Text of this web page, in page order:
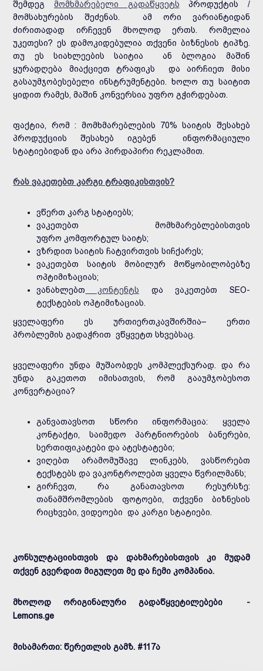
შემდეგ მომხმარებელი გადაწყვეტს პროდუქტის /
მომსახურების შეძენას. ამ ორი ვარიანტიდან
ძირითადად ირჩევენ მხოლოდ ერთს. რომელია
უკეთესი? ეს დამოკიდებულია თქვენი ბიზნესის ტიპზე.
თუ ეს სიახლეების საიტია ან ბლოგია მაშინ
ყურადღება მიაქციეთ ტრაფიკს და აირჩიეთ მისი
გასაუმჯობესებელი ინსტრუმენტები. ხოლო თუ საიტით
ყიდით რამეს, მაშინ კონვერსია უფრო გჭირდებათ.
ფაქტია, რომ : მომხმარებლების 70% საიტის შესახებ
პროდუქციის შესახებ იგებენ ინფორმაციული
სტატიებიდან და არა პირდაპირი რეკლამით.
რას ვაკეთებთ კარგი ტრაფიკისთვის?
ვწერთ კარგ სტატიებს;
ვაკეთებთ მომხმარებლებისთვის
უფრო კომფორტულ საიტს;
ვზრდით საიტის ჩატვირთვის სიჩქარეს;
ვაკეთებთ საიტის მობილურ მოწყობილობებზე
ოპტიმიზაციას;
ვანახლებთ კონტენტს და ვაკეთებთ SEO-
ტექსტების ოპტიმიზაციას.
ყველაფერი ეს ურთიერთკავშირშია– ერთი
პრობლემის გადაჭრით ვწყვეტთ სხვებსაც.
ყველაფერი უნდა მუშაობდეს კომპლექსურად. და რა
უნდა გაკეთოთ იმისათვის, რომ გააუმჯობესოთ
კონვერტაცია?
განვათავსოთ სწორი ინფორმაცია: ყველა
კონტაქტი, საიმედო პარტნიორების ბანერები,
სერთიფიკატები და ატესტატები;
ვიღებთ არამომუშავე ლინკებს, ვასწორებთ
ტექსტებს და ვაკონტროლებთ ყველა წვრილმანს;
გირჩევთ, რა განათავსოთ რესურსზე:
თანამშრომლების ფოტოები, თქვენი ბიზნესის
რიცხვები, ვიდეოები და კარგი სტატიები.
კონსულტაციისთვის და დახმარებისთვის კი მუდამ
თქვენ გვერდით მიგულეთ მე და ჩემი კომპანია.
მხოლოდ ორიგინალური გადაწყვეტილებები -
Lemons.ge
მისამართი: წერეთლის გამზ. #117ა